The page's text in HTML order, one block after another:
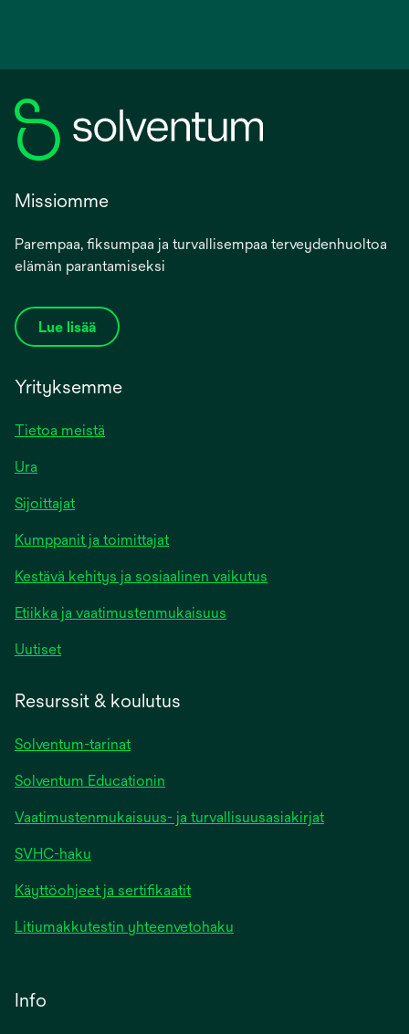
Missiomme
Parempaa, fiksumpaa ja turvallisempaa terveydenhuoltoa
elämän parantamiseksi
Lue lisää
Yrityksemme
Tietoa meistä
Ura
Sijoittajat
Kumppanit ja toimittajat
Kestävä kehitys ja sosiaalinen vaikutus
Etiikka ja vaatimustenmukaisuus
Uutiset
Resurssit & koulutus
Solventum-tarinat
Solventum Educationin
Vaatimustenmukaisuus- ja turvallisuusasiakirjat
SVHC-haku
Käyttöohjeet ja sertifikaatit
Litiumakkutestin yhteenvetohaku
Info